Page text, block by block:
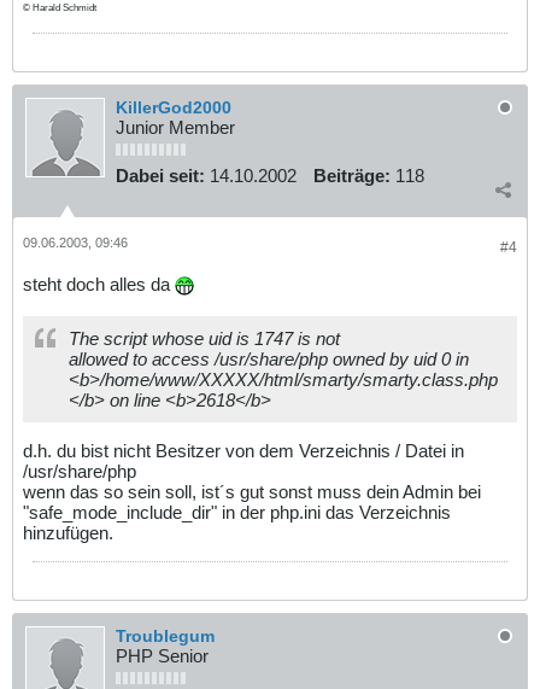
© Harald Schmidt
KillerGod2000
Junior Member
Dabei seit: 14.10.2002 Beiträge: 118
#4
09.06.2003, 09:46
steht doch alles da
The script whose uid is 1747 is not
allowed to access /usr/share/php owned by uid 0 in
<b>/home/www/XXXXX/html/smarty/smarty.class.php
</b> on line <b>2618</b>
d.h. du bist nicht Besitzer von dem Verzeichnis / Datei in
/usr/share/php
wenn das so sein soll, ist´s gut sonst muss dein Admin bei
"safe_mode_include_dir" in der php.ini das Verzeichnis
hinzufügen.
Troublegum
PHP Senior